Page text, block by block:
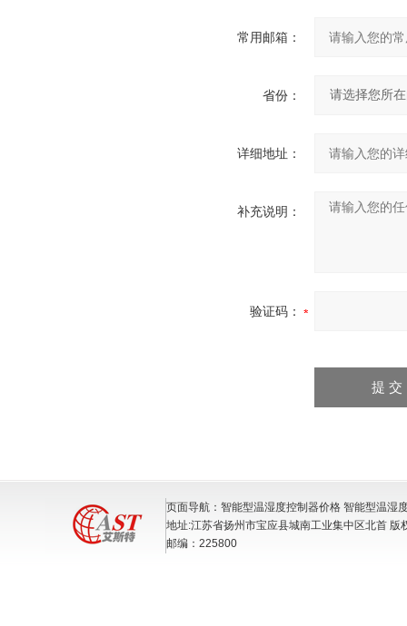
常用邮箱：
省份：
详细地址：
补充说明：
验证码：
页面导航：智能型温湿度控制器价格 智能型温湿
地址:江苏省扬州市宝应县城南工业集中区北首 版
邮编：225800